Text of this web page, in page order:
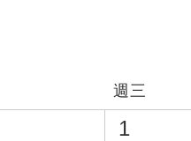
週三
1